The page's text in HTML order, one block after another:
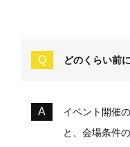
どのくらい前
イベント開催
と、会場条件